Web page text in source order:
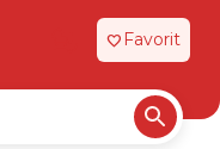
favorite Favorit